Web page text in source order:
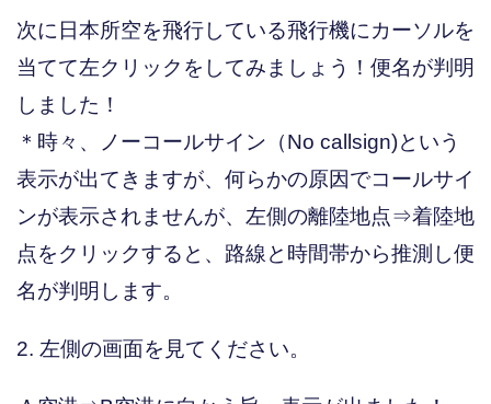
次に日本所空を飛行している飛行機にカーソルを
当てて左クリックをしてみましょう！便名が判明
しました！
＊時々、ノーコールサイン（No callsign)という
表示が出てきますが、何らかの原因でコールサイ
ンが表示されませんが、左側の離陸地点⇒着陸地
点をクリックすると、路線と時間帯から推測し便
名が判明します。
2. 左側の画面を見てください。